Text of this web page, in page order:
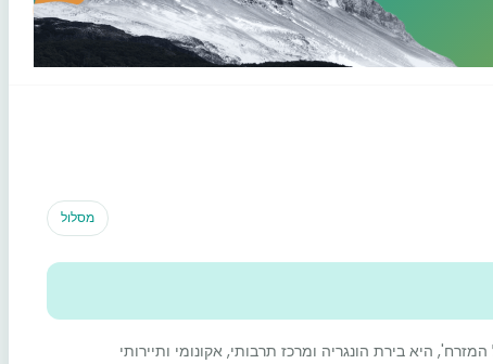
מסלול
היא בירת הונגריה ומרכז תרבותי, אקונומי ותיירותי